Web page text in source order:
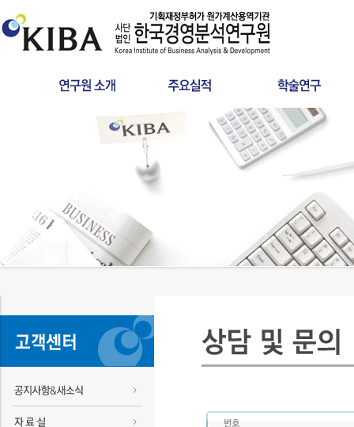
찾아오시는길
사후정산
타당성조사
공공서비스 요금
분쟁검증용역
건설사업관리